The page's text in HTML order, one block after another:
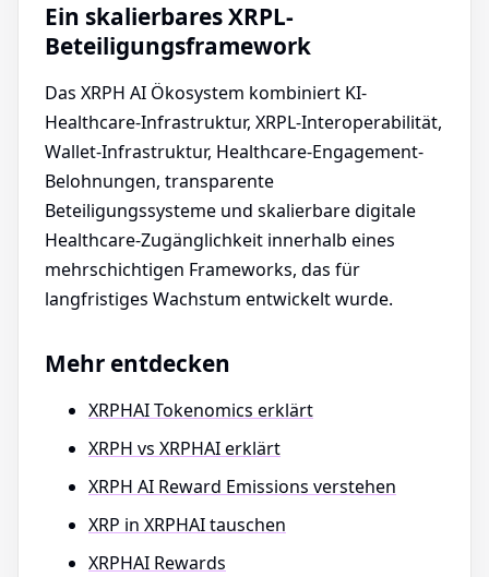
Ein skalierbares XRPL-
Beteiligungsframework
Das XRPH AI Ökosystem kombiniert KI-
Healthcare-Infrastruktur, XRPL-Interoperabilität,
Wallet-Infrastruktur, Healthcare-Engagement-
Belohnungen, transparente
Beteiligungssysteme und skalierbare digitale
Healthcare-Zugänglichkeit innerhalb eines
mehrschichtigen Frameworks, das für
langfristiges Wachstum entwickelt wurde.
Mehr entdecken
XRPHAI Tokenomics erklärt
XRPH vs XRPHAI erklärt
XRPH AI Reward Emissions verstehen
XRP in XRPHAI tauschen
XRPHAI Rewards